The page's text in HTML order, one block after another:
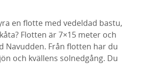
en flotte med vedeldad bastu,
Flotten är 7×15 meter och
Navudden. Från flotten har du
och kvällens solnedgång. Du